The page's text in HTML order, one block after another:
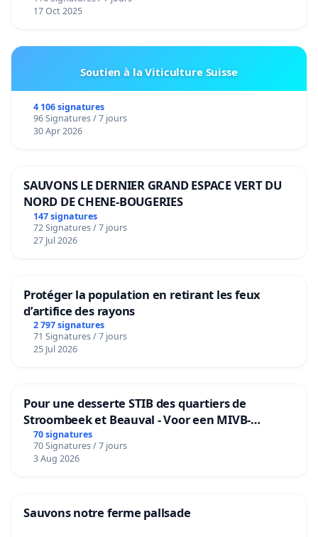
17 Oct 2025
Soutien à la Viticulture Suisse
4 106 signatures
96 Signatures / 7 jours
30 Apr 2026
SAUVONS LE DERNIER GRAND ESPACE VERT DU
NORD DE CHENE-BOUGERIES
147 signatures
72 Signatures / 7 jours
27 Jul 2026
Protéger la population en retirant les feux
d’artifice des rayons
2 797 signatures
71 Signatures / 7 jours
25 Jul 2026
Pour une desserte STIB des quartiers de
Stroombeek et Beauval - Voor een MIVB-
bediening van de wijken Strombeek en Het
Voor
70 signatures
70 Signatures / 7 jours
3 Aug 2026
Sauvons notre ferme pallsade